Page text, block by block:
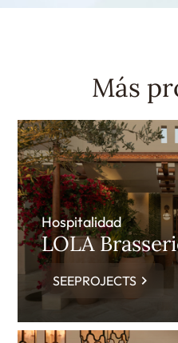
Más
Hospitalidad
LOLA
SEEPROJECTS